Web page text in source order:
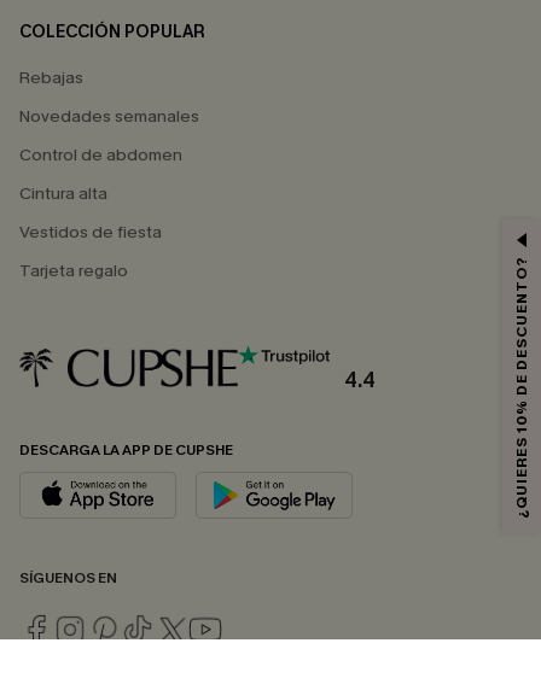
COLECCIÓN POPULAR
Rebajas
Novedades semanales
Control de abdomen
Cintura alta
Vestidos de fiesta
Tarjeta regalo
4.4
DESCARGA LA APP DE CUPSHE
SÍGUENOS EN
¿QUIERES 10% DE DESCUENTO?